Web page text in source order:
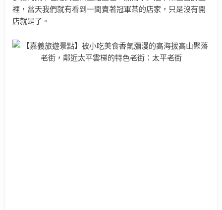
裡，當天我們就有看到一間賣著冠軍茶的店家，只是沒有開
店就是了。